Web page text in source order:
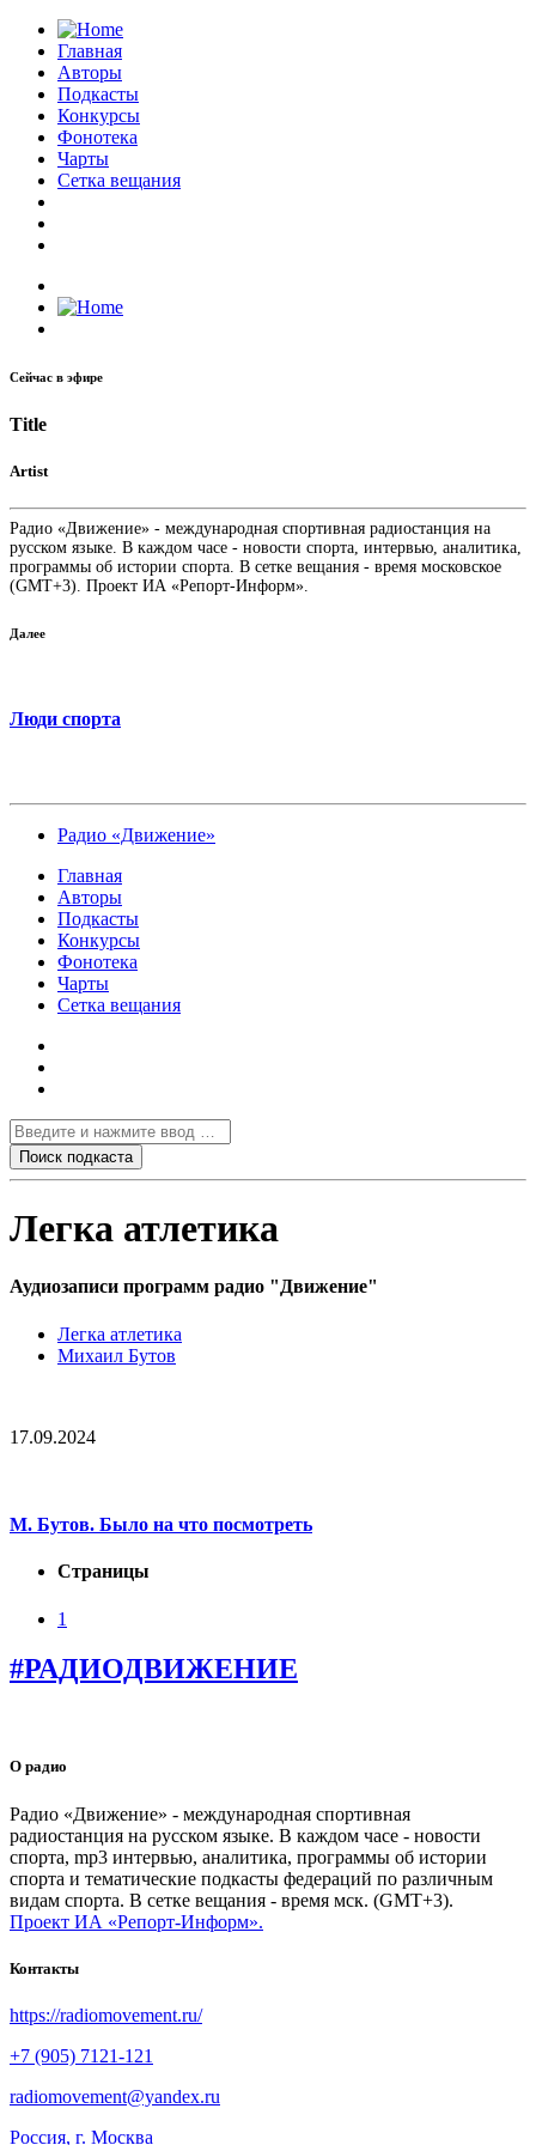
Главная
Авторы
Подкасты
Конкурсы
Фонотека
Чарты
Сетка вещания
Сейчас в эфире
Title
Artist
Радио «Движение» - международная спортивная радиостанция на
русском языке. В каждом часе - новости спорта, интервью, аналитика,
программы об истории спорта. В сетке вещания - время московское
(GMT+3). Проект ИА «Репорт-Информ».
Далее
Люди спорта
Радио «Движение»
Главная
Авторы
Подкасты
Конкурсы
Фонотека
Чарты
Сетка вещания
Легка атлетика
Аудиозаписи программ радио "Движение"
Легка атлетика
Михаил Бутов
17.09.2024
М. Бутов. Было на что посмотреть
Страницы
1
#РАДИОДВИЖЕНИЕ
О радио
Радио «Движение» - международная спортивная
радиостанция на русском языке. В каждом часе - новости
спорта, mp3 интервью, аналитика, программы об истории
спорта и тематические подкасты федераций по различным
видам спорта. В сетке вещания - время мск. (GMT+3).
Проект ИА «Репорт-Информ».
Контакты
https://radiomovement.ru/
+7 (905) 7121-121
radiomovement@yandex.ru
Россия, г. Москва